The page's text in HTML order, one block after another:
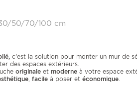
50/70/100 cm
c'est la solution pour monter un mur de
des espaces extérieurs.
originale et moderne à votre espace
, facile à poser et économique.